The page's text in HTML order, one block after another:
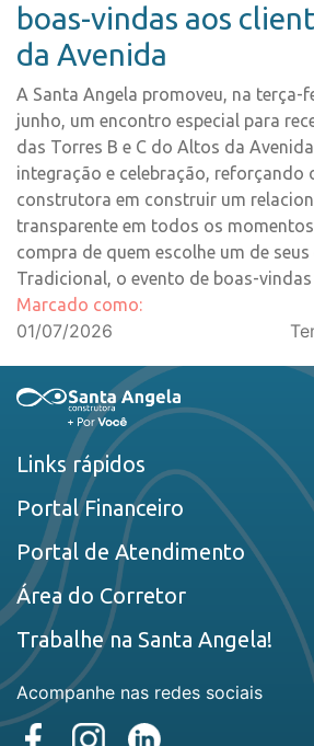
boas-vindas aos
da Avenida
A Santa Angela promoveu, na terça-
junho, um encontro especial para
das Torres B e C do Altos da
integração e celebração, reforçando
construtora em construir um
transparente em todos os
compra de quem escolhe um de
Tradicional, o evento de boas-
Marcado como:
01/07/2026
Links rápidos
Portal Financeiro
Portal de Atendimento
Área do Corretor
Trabalhe na Santa Angela!
Acompanhe nas redes sociais